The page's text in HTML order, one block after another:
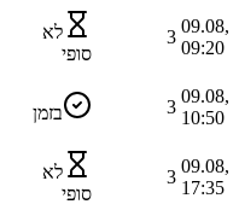
09.08,
09:20
3
לא
סופי
09.08,
10:50
3 בזמן
09.08,
17:35
3
לא
סופי